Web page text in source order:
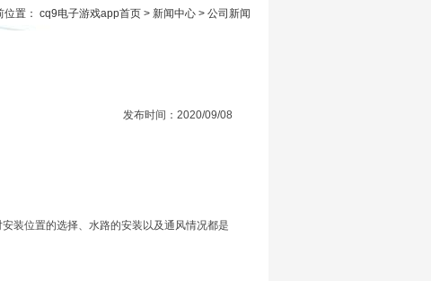
位置： cq9电子游戏app首页 > 新闻中心 > 公司新闻
发布时间：2020/09/08
装位置的选择、水路的安装以及通风情况都是